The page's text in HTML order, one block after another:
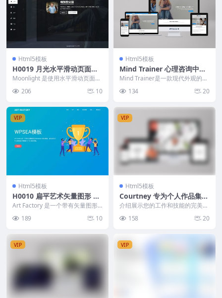
Html5模板
H0019 月光水平滑动页面转
换 HTML5 单页模板
Moonlight 是使用水平滑动页面转
换的单页 HTML 模板。投资组合
图像库...
206 10
Html5模板
Mind Trainer 心理咨询中心
HTML5 模板
Mind Trainer是一款现代外观的响
应式 HTML5 模板，专为心理和咨
询... 134 20
VIP
Html5模板
H0010 扁平艺术矢量图形 Bo
otstrap 4 网站模板
Art Factory 是一个带有矢量图形
189 10
VIP
Html5模板
Courtney 专为个人作品集和
简历设计 HTML 模板
介绍展示您的工作和技能的完美解
历设计的尖端 H...
158 20
VIP VIP